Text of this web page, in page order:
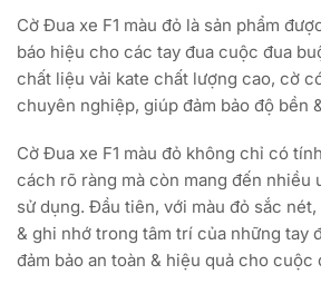
Cờ Đua xe F1 màu đỏ là sản phẩm
báo hiệu cho các tay đua cuộc đua
chất liệu vải kate chất lượng cao, cờ
chuyên nghiệp, giúp đảm bảo độ bền
Cờ Đua xe F1 màu đỏ không chỉ có
cách rõ ràng mà còn mang đến nhiều
sử dụng. Đầu tiên, với màu đỏ sắc
& ghi nhớ trong tâm trí của những tay
đảm bảo an toàn & hiệu quả cho cuộc